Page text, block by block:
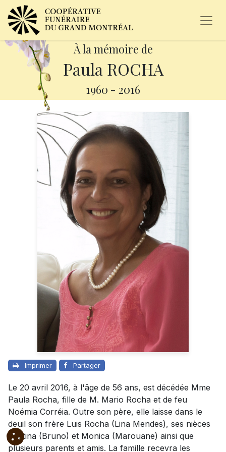
À la mémoire de
Paula ROCHA
1960 - 2016
Imprimer Partager
Le 20 avril 2016, à l'âge de 56 ans, est décédée Mme
Paula Rocha, fille de M. Mario Rocha et de feu
Noémia Corréia. Outre son père, elle laisse dans le
deuil son frère Luis Rocha (Lina Mendes), ses nièces
Cristina (Bruno) et Monica (Marouane) ainsi que
plusieurs parents et amis. La famille recevra les